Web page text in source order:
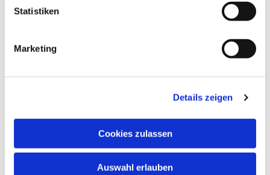
Statistiken
Marketing
Details zeigen
Cookies zulassen
Auswahl erlauben